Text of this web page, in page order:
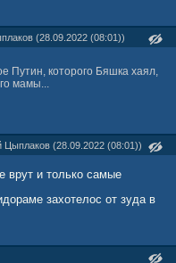
(28.09.2022 (08:01))
Путин, которого Бяшка хаял,
мамы...
Цыплаков (28.09.2022 (08:01))
врут и только самые
захотелос от зуда в